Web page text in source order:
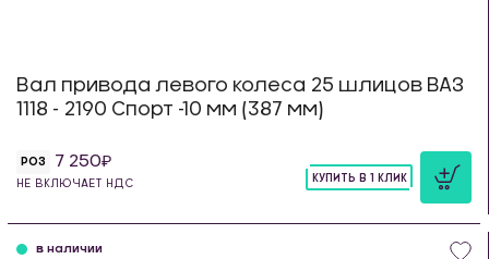
Вал привода левого колеса 25 шлицов ВАЗ
1118 - 2190 Спорт -10 мм (387 мм)
РОЗ 7 250
НЕ ВКЛЮЧАЕТ НДС
КУПИТЬ В 1 КЛИК
в наличии